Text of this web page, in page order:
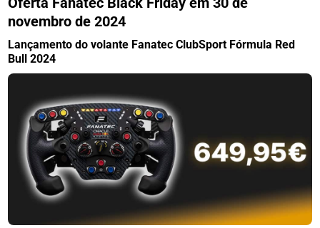
novembro de 2024
Lançamento do volante Fanatec ClubSport Fórmula Red
Bull 2024